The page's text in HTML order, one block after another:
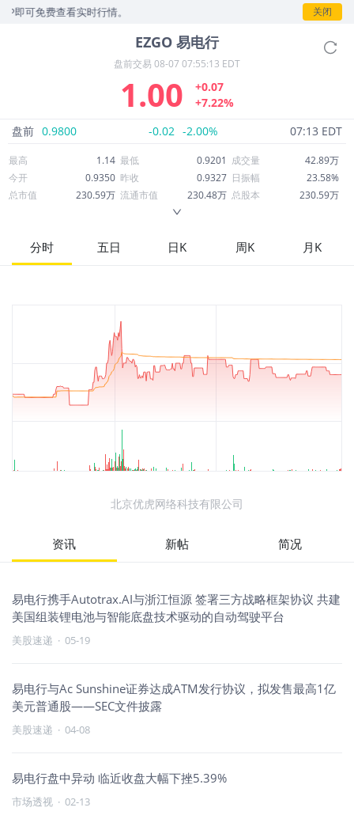
可免费查看实时行情。 关闭
EZGO 易电行
盘前交易 08-07 07:55:13 EDT
1.00
+0.07
+7.22%
盘前 0.9800 -0.02 -2.00% 07:13 EDT
最高 1.14 最低 0.9201 成交量
42.89万
今开
0.9350 昨收 0.9327 日振幅
23.58%
总市值
230.59万 流通市值 230.48万 总股本
230.59万
52周最高
1,811.25 市盈率
0.00
股息
分时 五日 日K 周K 月K
北京优虎网络科技有限公司
资讯 新帖 简况
易电行携手Autotrax.AI与浙江恒源 签署三方战略框架协议 共建
美国组装锂电池与智能底盘技术驱动的自动驾驶平台
美股速递 · 05-19
易电行与Ac Sunshine证券达成ATM发行协议，拟发售最高1亿
美元普通股——SEC文件披露
美股速递 · 04-08
易电行盘中异动 临近收盘大幅下挫5.39%
市场透视 · 02-13